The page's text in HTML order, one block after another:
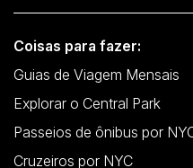
Coisas para fazer:
Guias de Viagem Mensais
Explorar o Central Park
Passeios de ônibus por
Cruzeiros por NYC